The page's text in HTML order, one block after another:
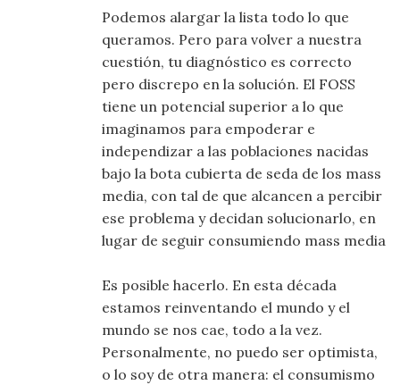
Podemos alargar la lista todo lo que
queramos. Pero para volver a nuestra
cuestión, tu diagnóstico es correcto
pero discrepo en la solución. El FOSS
tiene un potencial superior a lo que
imaginamos para empoderar e
independizar a las poblaciones nacidas
bajo la bota cubierta de seda de los mass
media, con tal de que alcancen a percibir
ese problema y decidan solucionarlo, en
lugar de seguir consumiendo mass media
Es posible hacerlo. En esta década
estamos reinventando el mundo y el
mundo se nos cae, todo a la vez.
Personalmente, no puedo ser optimista,
o lo soy de otra manera: el consumismo